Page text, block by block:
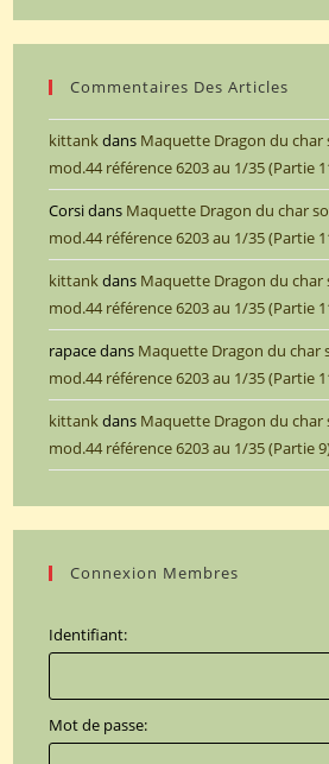
Commentaires Des Articles
kittankdans Maquette Dragon du char
mod.44 référence 6203 au 1/35 (Partie
Corsidans Maquette Dragon du char
mod.44 référence 6203 au 1/35 (Partie
kittankdans Maquette Dragon du char
mod.44 référence 6203 au 1/35 (Partie
rapacedans Maquette Dragon du char
mod.44 référence 6203 au 1/35 (Partie
kittankdans Maquette Dragon du char
mod.44 référence 6203 au 1/35 (Partie
Connexion Membres
Identifiant:
Mot de passe: